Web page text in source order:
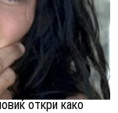
откри како